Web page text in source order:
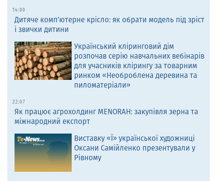
14:00
Дитяче комп’ютерне крісло: як обрати модель під зріст
і звички дитини
Український кліринговий дім
розпочав серію навчальних вебінарів
для учасників клірингу за товарним
ринком «Необроблена деревина та
пиломатеріали»
22:07
Як працює агрохолдинг MENORAH: закупівля зерна та
міжнародний експорт
Виставку «Ї» української художниці
Оксани Самійленко презентували у
Рівному